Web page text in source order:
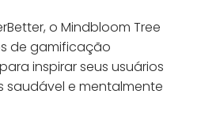
o Mindbloom Tree
de gamificação
inspirar seus usuários
saudável e mentalmente